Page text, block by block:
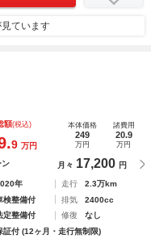
ています
額(税込)
9 万円
本体価格
249
万円
諸費用
20.9
万円
ン 月々 17,200 円
年 走行
2.3万km
検整備付 排気
2400cc
定整備付 修復
なし
証付 (12ヶ月・走行無制限)